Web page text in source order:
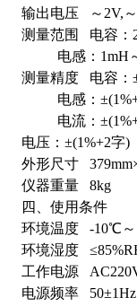
输出电压 ～2V,
测量范围 电容：
电感：1mH
测量精度 电容：
电感：
电流：
电压：±(1%+2字)
外形尺寸
仪器重量 8kg
四、使用条件
环境温度 -10℃
环境湿度
工作电源
电源频率 50±1Hz